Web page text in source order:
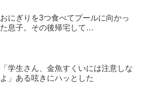
おにぎりを3つ食べてプールに向かっ
た息子。その後帰宅して…
「学生さん、金魚すくいには注意しな
よ」ある呟きにハッとした